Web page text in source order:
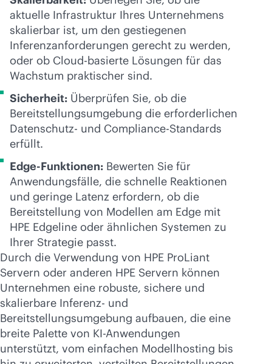
aktuelle Infrastruktur Ihres Unternehmens
skalierbar ist, um den gestiegenen
Inferenzanforderungen gerecht zu werden,
oder ob Cloud-basierte Lösungen für das
Wachstum praktischer sind.
Sicherheit: Überprüfen Sie, ob die
Bereitstellungsumgebung die erforderlichen
Datenschutz- und Compliance-Standards
erfüllt.
Edge-Funktionen: Bewerten Sie für
Anwendungsfälle, die schnelle Reaktionen
und geringe Latenz erfordern, ob die
Bereitstellung von Modellen am Edge mit
HPE Edgeline oder ähnlichen Systemen zu
Ihrer Strategie passt.
Durch die Verwendung von HPE ProLiant
Servern oder anderen HPE Servern können
Unternehmen eine robuste, sichere und
skalierbare Inferenz- und
Bereitstellungsumgebung aufbauen, die eine
breite Palette von KI-Anwendungen
unterstützt, vom einfachen Modellhosting bis